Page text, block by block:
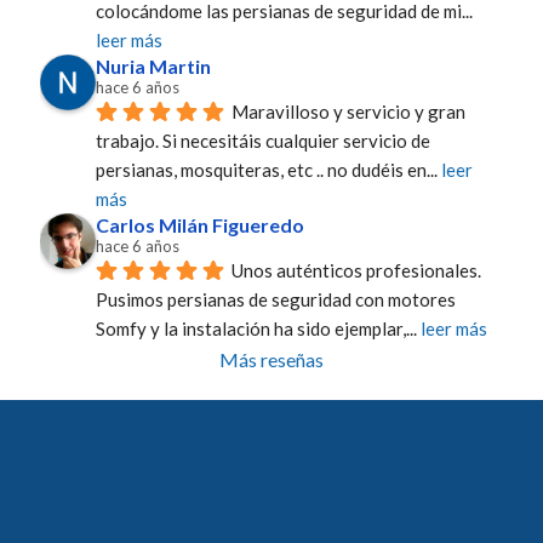
colocándome las persianas de seguridad de mi
leer más
Nuria Martin
hace 6 años
Maravilloso y servicio y gran
trabajo. Si necesitáis cualquier servicio de
persianas, mosquiteras, etc .. no dudéis en... leer
más
Carlos Milán Figueredo
hace 6 años
Unos auténticos profesionales.
Pusimos persianas de seguridad con motores
Somfy y la instalación ha sido ejemplar,... leer más
Más reseñas